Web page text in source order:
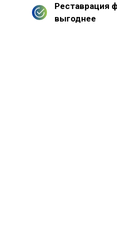
Реставрация
выгоднее